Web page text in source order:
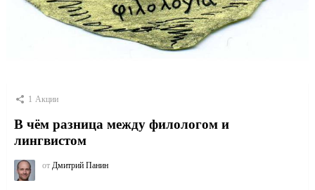
1 Акции
В чём разница между филологом и
лингвистом
от Дмитрий Панин